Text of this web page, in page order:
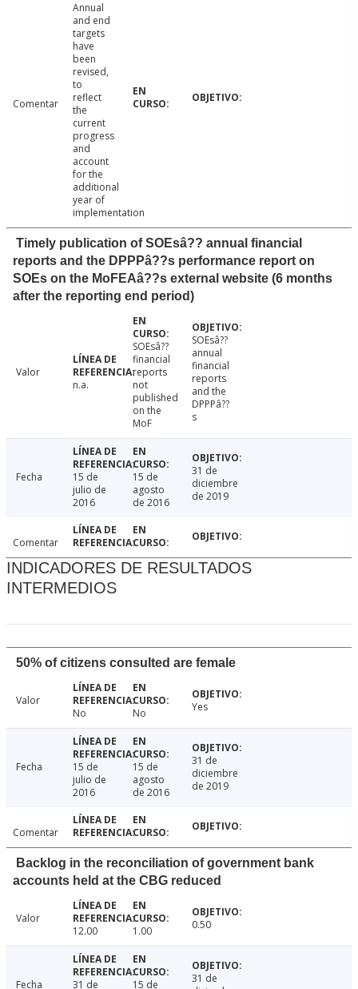
Comentar
Annual
and end
targets
have
been
revised,
to
reflect
the
current
progress
and
account
for the
additional
year of
implementation
Timely publication of SOEsâ?? annual financial
reports and the DPPPâ??s performance report on
SOEs on the MoFEAâ??s external website (6 months
after the reporting end period)
Valor
n.a.
SOEsâ??
financial
reports
not
published
on the
MoF
SOEsâ??
annual
financial
reports
and the
DPPPâ??
s
Fecha
15 de
julio de
2016
15 de
agosto
de 2016
31 de
diciembre
de 2019
Comentar
INDICADORES DE RESULTADOS
INTERMEDIOS
50% of citizens consulted are female
Valor
No
No Yes
Fecha
15 de
julio de
2016
15 de
agosto
de 2016
31 de
diciembre
de 2019
Comentar
Backlog in the reconciliation of government bank
accounts held at the CBG reduced
Valor
12.00
1.00 0.50
Fecha 31 de 15 de
31 de